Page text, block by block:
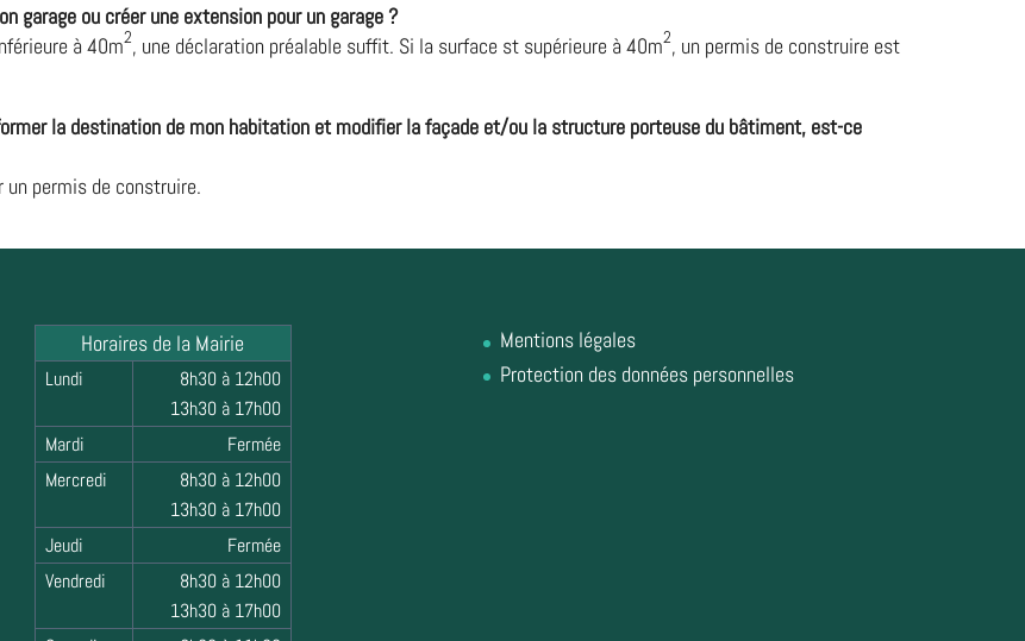
garage ou créer une extension pour un garage ?
à 40m2, une déclaration préalable suffit. Si la surface st supérieure à 40m2, un permis de construire est
la destination de mon habitation et modifier la façade et/ou la structure porteuse du bâtiment, est-ce
un permis de construire.
Horaires de la Mairie
Lundi
8h30 à 12h00
13h30 à 17h00
Mardi
Fermée
Mercredi
8h30 à 12h00
13h30 à 17h00
Jeudi
Fermée
Vendredi
8h30 à 12h00
13h30 à 17h00
Mentions légales
Protection des données personnelles